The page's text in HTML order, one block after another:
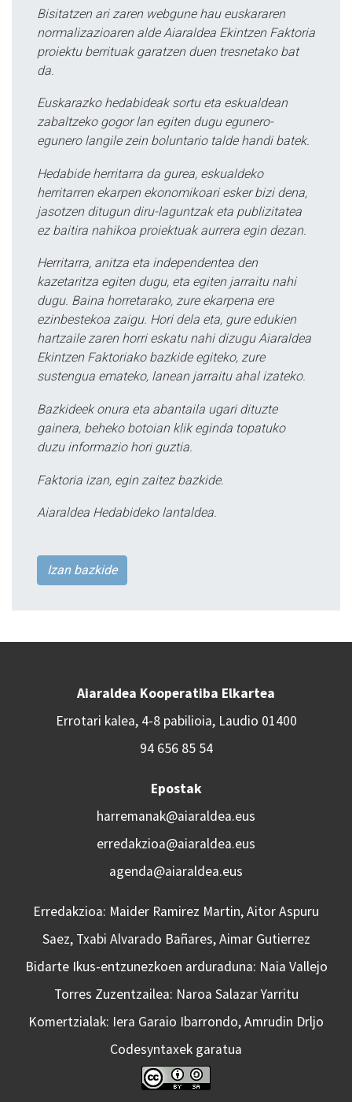
Bisitatzen ari zaren webgune hau euskararen
normalizazioaren alde Aiaraldea Ekintzen Faktoria
proiektu berrituak garatzen duen tresnetako bat
da.
Euskarazko hedabideak sortu eta eskualdean
zabaltzeko gogor lan egiten dugu egunero-
egunero langile zein boluntario talde handi batek.
Hedabide herritarra da gurea, eskualdeko
herritarren ekarpen ekonomikoari esker bizi dena,
jasotzen ditugun diru-laguntzak eta publizitatea
ez baitira nahikoa proiektuak aurrera egin dezan.
Herritarra, anitza eta independentea den
kazetaritza egiten dugu, eta egiten jarraitu nahi
dugu. Baina horretarako, zure ekarpena ere
ezinbestekoa zaigu. Hori dela eta, gure edukien
hartzaile zaren horri eskatu nahi dizugu Aiaraldea
Ekintzen Faktoriako bazkide egiteko, zure
sustengua emateko, lanean jarraitu ahal izateko.
Bazkideek onura eta abantaila ugari dituzte
gainera, beheko botoian klik eginda topatuko
duzu informazio hori guztia.
Faktoria izan, egin zaitez bazkide.
Aiaraldea Hedabideko lantaldea.
Izan bazkide
Aiaraldea Kooperatiba Elkartea
Errotari kalea, 4-8 pabilioia, Laudio 01400
94 656 85 54
Epostak
harremanak@aiaraldea.eus
erredakzioa@aiaraldea.eus
agenda@aiaraldea.eus
Erredakzioa: Maider Ramirez Martin, Aitor Aspuru
Saez, Txabi Alvarado Bañares, Aimar Gutierrez
Bidarte Ikus-entzunezkoen arduraduna: Naia Vallejo
Torres Zuzentzailea: Naroa Salazar Yarritu
Komertzialak: Iera Garaio Ibarrondo, Amrudin Drljo
Codesyntaxek garatua